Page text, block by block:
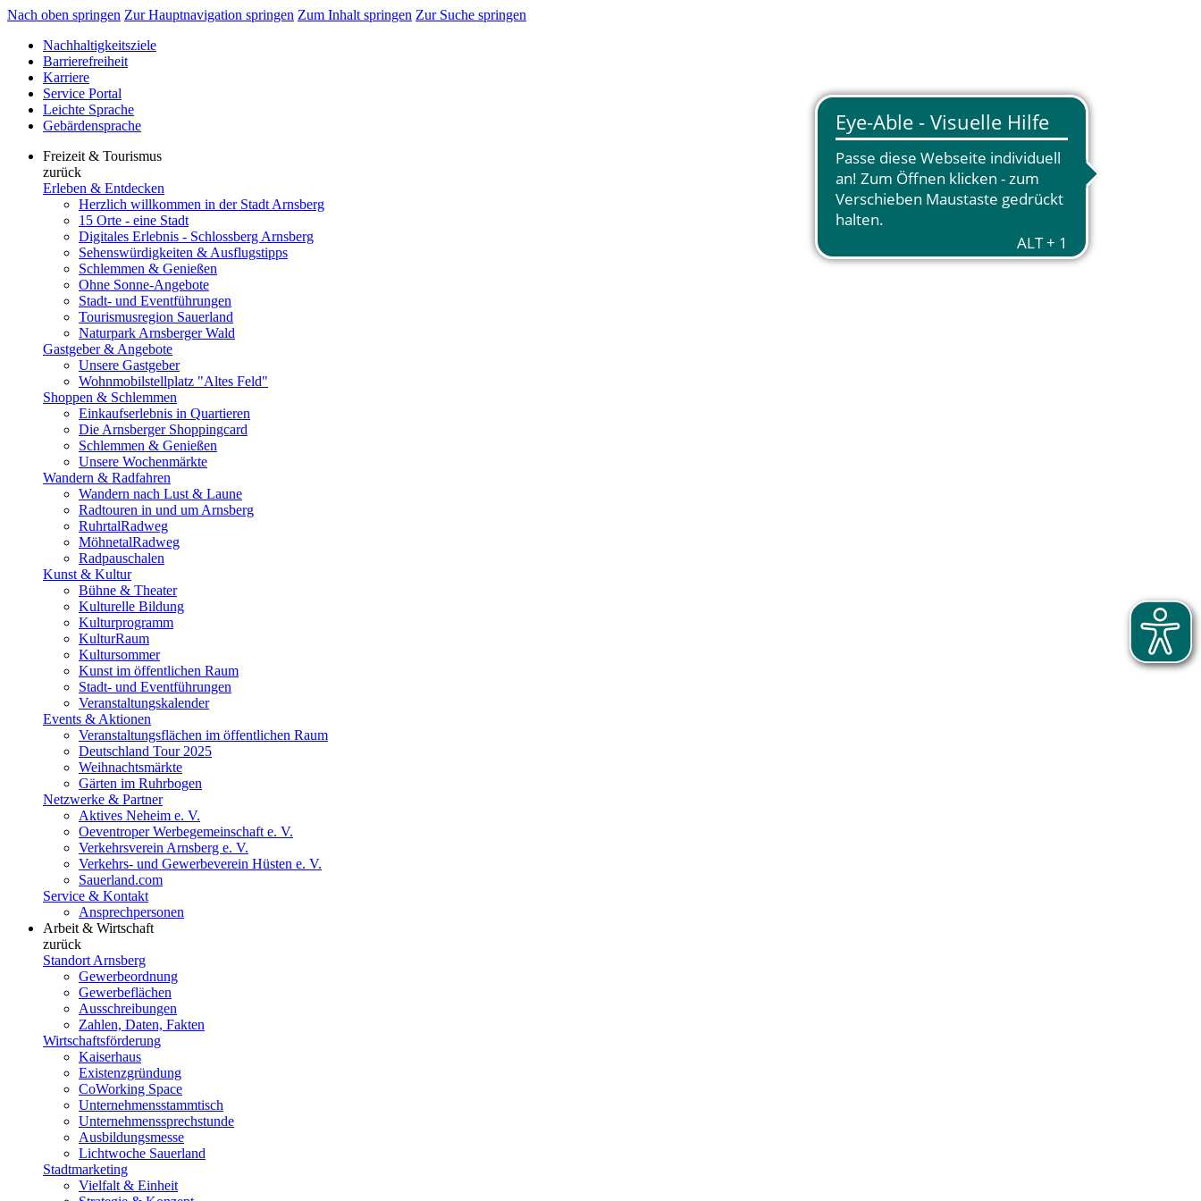
Nach oben springen Zur Hauptnavigation springen Zum Inhalt springen Zur Suche springen
Nachhaltigkeitsziele
Barrierefreiheit
Karriere
Service Portal
Leichte Sprache
Gebärdensprache
Freizeit & Tourismus
zurück
Erleben & Entdecken
Herzlich willkommen in der Stadt Arnsberg
15 Orte - eine Stadt
Digitales Erlebnis - Schlossberg Arnsberg
Sehenswürdigkeiten & Ausflugstipps
Schlemmen & Genießen
Ohne Sonne-Angebote
Stadt- und Eventführungen
Tourismusregion Sauerland
Naturpark Arnsberger Wald
Gastgeber & Angebote
Unsere Gastgeber
Wohnmobilstellplatz "Altes Feld"
Shoppen & Schlemmen
Einkaufserlebnis in Quartieren
Die Arnsberger Shoppingcard
Schlemmen & Genießen
Unsere Wochenmärkte
Wandern & Radfahren
Wandern nach Lust & Laune
Radtouren in und um Arnsberg
RuhrtalRadweg
MöhnetalRadweg
Radpauschalen
Kunst & Kultur
Bühne & Theater
Kulturelle Bildung
Kulturprogramm
KulturRaum
Kultursommer
Kunst im öffentlichen Raum
Stadt- und Eventführungen
Veranstaltungskalender
Events & Aktionen
Veranstaltungsflächen im öffentlichen Raum
Deutschland Tour 2025
Weihnachtsmärkte
Gärten im Ruhrbogen
Netzwerke & Partner
Aktives Neheim e. V.
Oeventroper Werbegemeinschaft e. V.
Verkehrsverein Arnsberg e. V.
Verkehrs- und Gewerbeverein Hüsten e. V.
Sauerland.com
Service & Kontakt
Ansprechpersonen
Arbeit & Wirtschaft
zurück
Standort Arnsberg
Gewerbeordnung
Gewerbeflächen
Ausschreibungen
Zahlen, Daten, Fakten
Wirtschaftsförderung
Kaiserhaus
Existenzgründung
CoWorking Space
Unternehmensstammtisch
Unternehmenssprechstunde
Ausbildungsmesse
Lichtwoche Sauerland
Stadtmarketing
Vielfalt & Einheit